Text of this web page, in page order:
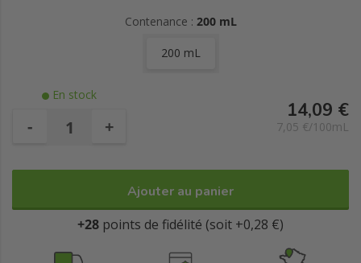
L'hydrolat est directement issu de la distillation à la vapeur d'eau
de cette eau chargée en molécules aromatiques sont protégées
végétal unique.
Sans conservateur chimique.
référentiel Cosmos.
100% du total des ingrédients est d'origine naturelle.
Contenance : 200 mL
200 mL
En stock
- +
14,09 €
7,05 €/100mL
Ajouter au panier
+28 points de fidélité (soit +0,28 €)